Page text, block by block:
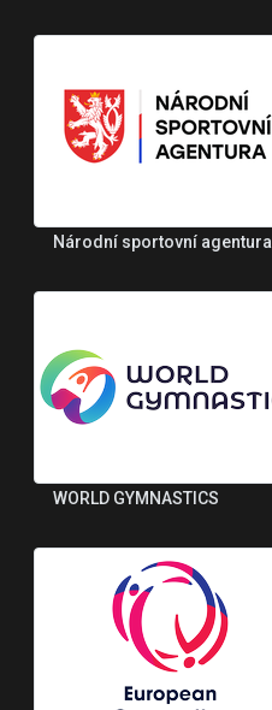
Národní sportovní agentura
WORLD GYMNASTICS